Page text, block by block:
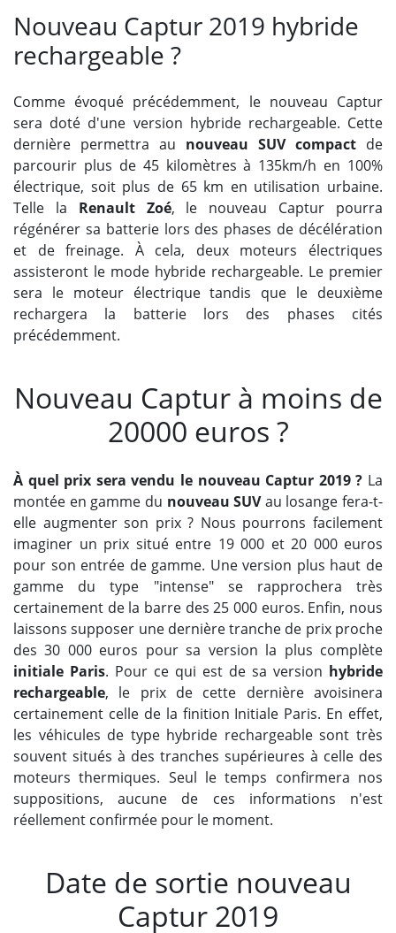
Nouveau Captur 2019 hybride
rechargeable ?
Comme évoqué précédemment, le nouveau Captur
sera doté d'une version hybride rechargeable. Cette
dernière permettra au nouveau SUV compact de
parcourir plus de 45 kilomètres à 135km/h en 100%
électrique, soit plus de 65 km en utilisation urbaine.
Telle la Renault Zoé, le nouveau Captur pourra
régénérer sa batterie lors des phases de décélération
et de freinage. À cela, deux moteurs électriques
assisteront le mode hybride rechargeable. Le premier
sera le moteur électrique tandis que le deuxième
rechargera la batterie lors des phases cités
précédemment.
Nouveau Captur à moins de
20000 euros ?
À quel prix sera vendu le nouveau Captur 2019 ? La
montée en gamme du nouveau SUVau losange fera-t-
elle augmenter son prix ? Nous pourrons facilement
imaginer un prix situé entre 19 000 et 20 000 euros
pour son entrée de gamme. Une version plus haut de
gamme du type "intense" se rapprochera très
certainement de la barre des 25 000 euros. Enfin, nous
laissons supposer une dernière tranche de prix proche
des 30 000 euros pour sa version la plus complète
initiale Paris. Pour ce qui est de sa version hybride
rechargeable, le prix de cette dernière avoisinera
certainement celle de la finition Initiale Paris. En effet,
les véhicules de type hybride rechargeable sont très
souvent situés à des tranches supérieures à celle des
moteurs thermiques. Seul le temps confirmera nos
suppositions, aucune de ces informations n'est
réellement confirmée pour le moment.
Date de sortie nouveau
Captur 2019